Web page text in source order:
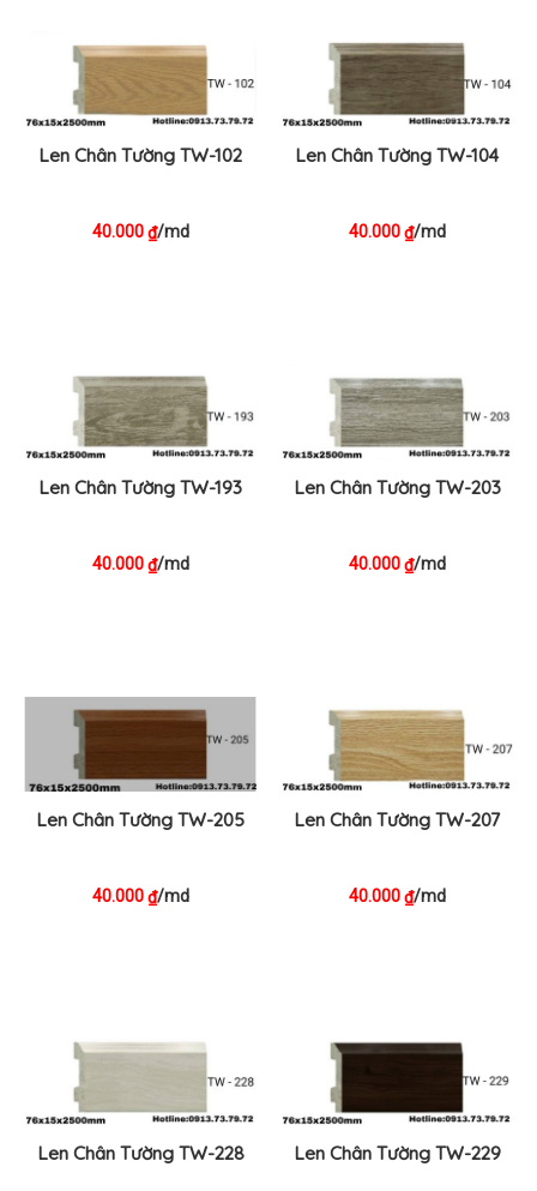
Len Chân Tường TW-102
40.000₫/md
Len Chân Tường TW-104
40.000₫/md
Len Chân Tường TW-193
40.000₫/md
Len Chân Tường TW-203
40.000₫/md
Len Chân Tường TW-205
40.000₫/md
Len Chân Tường TW-207
40.000₫/md
Len Chân Tường TW-228 Len Chân Tường TW-229